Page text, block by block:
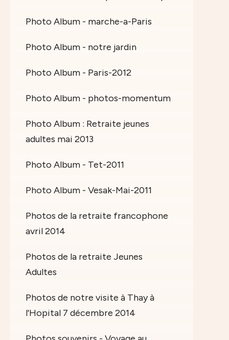
Photo Album - marche-a-Paris
Photo Album - notre jardin
Photo Album - Paris-2012
Photo Album - photos-momentum
Photo Album : Retraite jeunes
adultes mai 2013
Photo Album - Tet-2011
Photo Album - Vesak-Mai-2011
Photos de la retraite francophone
avril 2014
Photos de la retraite Jeunes
Adultes
Photos de notre visite à Thay à
l'Hopital 7 décembre 2014